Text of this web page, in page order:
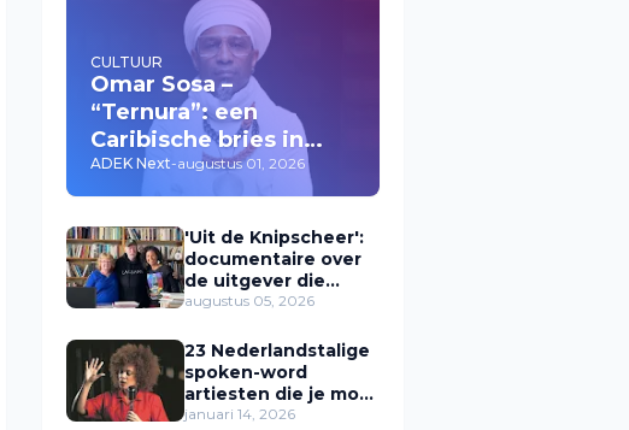
CULTUUR
Omar Sosa –
“Ternura”: een
Caribische bries in
muziek
ADEK Next-augustus 01, 2026
'Uit de Knipscheer':
documentaire over
de uitgever die
Caribische stemmen
augustus 05, 2026
23 Nederlandstalige
spoken-word
artiesten die je moet
kennen (Zwarte
januari 14, 2026